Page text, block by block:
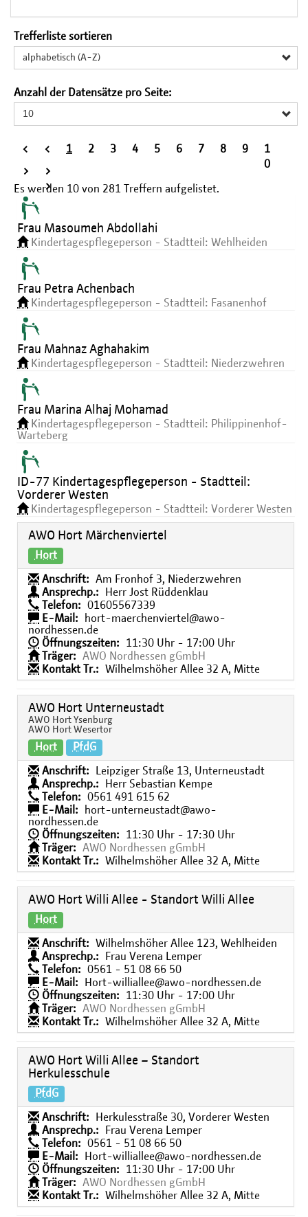
Trefferliste sortieren
alphabetisch (A-Z)
Anzahl der Datensätze pro Seite:
10
<
< 1 2 3 4 5 6 7 8 9
1
0
>
>
>
Es werden 10 von 281 Treffern aufgelistet.
Frau Masoumeh Abdollahi
Kindertagespflegeperson - Stadtteil: Wehlheiden
Frau Petra Achenbach
Kindertagespflegeperson - Stadtteil: Fasanenhof
Frau Mahnaz Aghahakim
Kindertagespflegeperson - Stadtteil: Niederzwehren
Frau Marina Alhaj Mohamad
Kindertagespflegeperson - Stadtteil: Philippinenhof-
Warteberg
ID-77 Kindertagespflegeperson - Stadtteil:
Vorderer Westen
Kindertagespflegeperson - Stadtteil: Vorderer Westen
AWO Hort Märchenviertel
Hort
Anschrift:
Am Fronhof 3, Niederzwehren
Ansprechp.:
Herr Jost Rüddenklau
Telefon:
01605567339
E-Mail:
hort-maerchenviertel@awo-
nordhessen.de
Öffnungszeiten:
11:30 Uhr - 17:00 Uhr
Träger:
AWO Nordhessen gGmbH
Kontakt Tr.:
Wilhelmshöher Allee 32 A, Mitte
AWO Hort Unterneustadt
AWO Hort Ysenburg
AWO Hort Wesertor
Hort PfdG
Anschrift:
Leipziger Straße 13, Unterneustadt
Ansprechp.:
Herr Sebastian Kempe
Telefon:
0561 491 615 62
E-Mail:
hort-unterneustadt@awo-
nordhessen.de
Öffnungszeiten:
11:30 Uhr - 17:30 Uhr
Träger:
AWO Nordhessen gGmbH
Kontakt Tr.:
Wilhelmshöher Allee 32 A, Mitte
AWO Hort Willi Allee - Standort Willi Allee
Hort
Anschrift:
Wilhelmshöher Allee 123, Wehlheiden
Ansprechp.:
Frau Verena Lemper
Telefon:
0561 - 51 08 66 50
E-Mail:
Hort-williallee@awo-nordhessen.de
Öffnungszeiten:
11:30 Uhr - 17:00 Uhr
Träger:
AWO Nordhessen gGmbH
Kontakt Tr.:
Wilhelmshöher Allee 32 A, Mitte
AWO Hort Willi Allee – Standort
Herkulesschule
PfdG
Anschrift:
Herkulesstraße 30, Vorderer Westen
Ansprechp.:
Frau Verena Lemper
Telefon:
0561 - 51 08 66 50
E-Mail:
Hort-williallee@awo-nordhessen.de
Öffnungszeiten:
11:30 Uhr - 17:00 Uhr
Träger:
AWO Nordhessen gGmbH
Kontakt Tr.:
Wilhelmshöher Allee 32 A, Mitte